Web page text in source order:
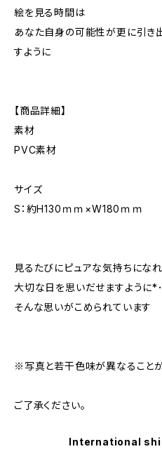
絵を見る時間は
あなた自身の可能性が更に引き
すように
【商品詳細】
素材
PVC素材
サイズ
S：約H130ｍｍ×W180ｍｍ
見るたびにピュアな気持ちにな
大切な日を思いだせますように
そんな思いがこめられています
※写真と若干色味が異なることが
ご了承ください。
International